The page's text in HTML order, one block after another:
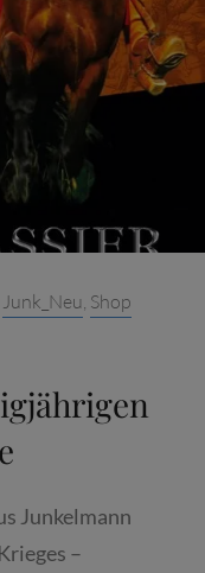
Junk_Neu, Shop
Junkelmann
–